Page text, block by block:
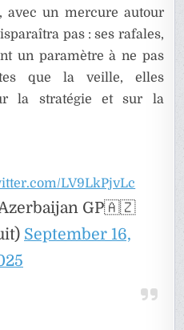
avec un mercure autour
pas : ses rafales,
un paramètre à ne pas
que la veille, elles
la stratégie et sur la
LV9LkPjvLc
Azerbaijan GP🇦🇿
September 16,